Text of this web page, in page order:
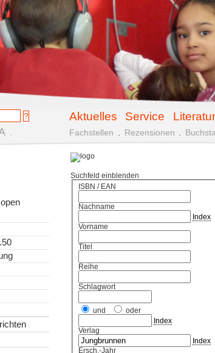
Aktuelles Service Literatur
Fachstellen Rezensionen
Suchfeld einblenden
ISBN / EAN
Nachname
Index
Vorname
Titel
Reihe
Schlagwort
und
oder
Index
Verlag
Index
Ersch.-Jahr